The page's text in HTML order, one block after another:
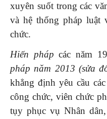
xuyên suốt trong các
và hệ thống pháp luật
chức.
Hiến pháp các năm
pháp năm 2013 (sửa
khẳng định yêu cầu
công chức, viên chức
tụy phục vụ Nhân